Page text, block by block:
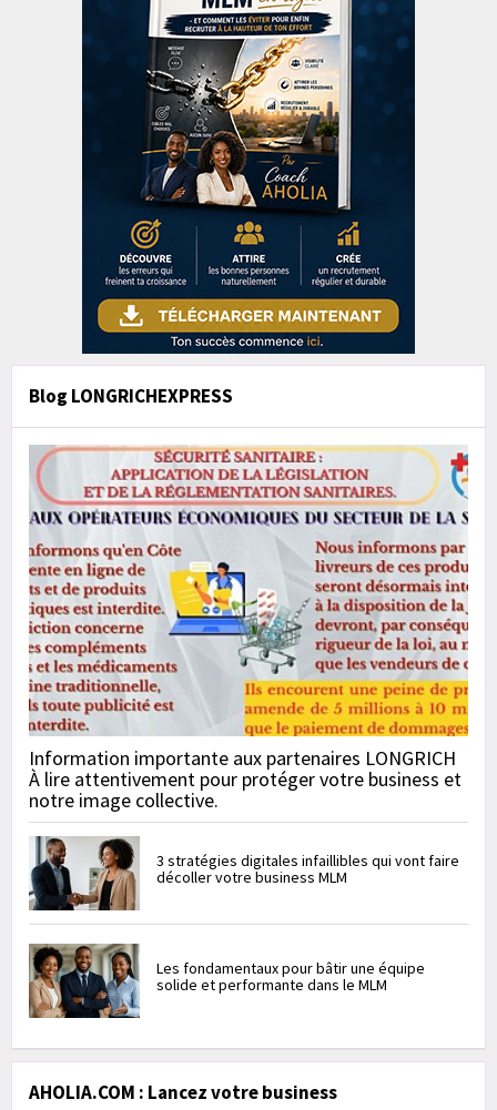
Blog LONGRICHEXPRESS
Information importante aux partenaires LONGRICH
À lire attentivement pour protéger votre business et
notre image collective.
3 stratégies digitales infaillibles qui vont faire
décoller votre business MLM
Les fondamentaux pour bâtir une équipe
solide et performante dans le MLM
AHOLIA.COM : Lancez votre business